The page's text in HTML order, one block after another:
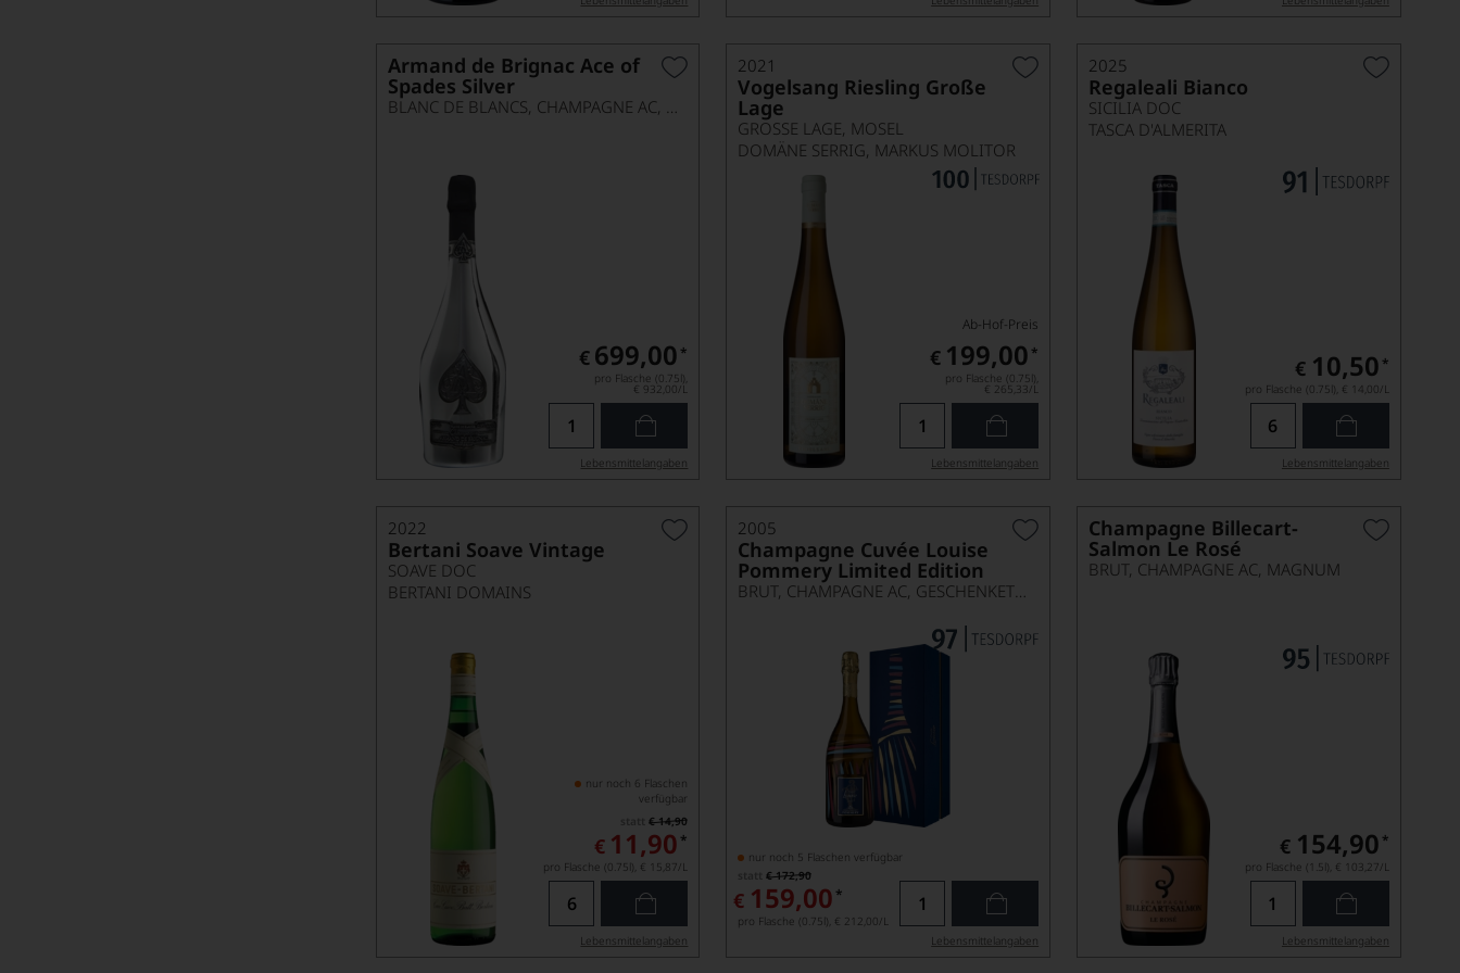
Armand de Brignac Ace of
Spades Silver
BLANC DE BLANCS, CHAMPAGNE AC, HOLZKISTE
€ 699,00 *
pro Flasche (0.75l),
€ 932,00/L
Lebensmittel­angaben
2021
Vogelsang Riesling Große
Lage
GROSSE LAGE, MOSEL
DOMÄNE SERRIG, MARKUS MOLITOR
Ab-Hof-Preis
€ 199,00 *
pro Flasche (0.75l),
€ 265,33/L
Lebensmittel­angaben
2025
Regaleali Bianco
SICILIA DOC
TASCA D'ALMERITA
€ 10,50 *
pro Flasche (0.75l), € 14,00/L
Lebensmittel­angaben
2022
Bertani Soave Vintage
SOAVE DOC
BERTANI DOMAINS
nur noch 6 Flaschen
verfügbar
€ 14,90
€ 11,90 *
pro Flasche (0.75l), € 15,87/L
Lebensmittel­angaben
2005
Champagne Cuvée Louise
Pommery Limited Edition
BRUT, CHAMPAGNE AC, GESCHENKETUI
nur noch 5 Flaschen verfügbar
€ 172,90
€ 159,00 *
pro Flasche (0.75l), € 212,00/L
Lebensmittel­angaben
Champagne Billecart-
Salmon Le Rosé
BRUT, CHAMPAGNE AC, MAGNUM
€ 154,90 *
pro Flasche (1.5l), € 103,27/L
Lebensmittel­angaben